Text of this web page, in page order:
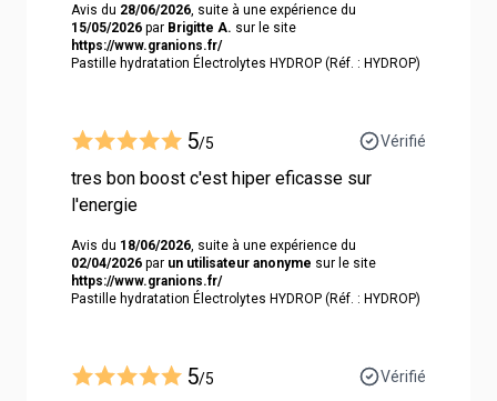
Avis du 28/06/2026 , suite à une expérience du
15/05/2026 par Brigitte A. sur le site
https://www.granions.fr/
Pastille hydratation Électrolytes HYDROP (Réf. : HYDROP)
5/5 Vérifié
tres bon boost c'est hiper eficasse sur
l'energie
Avis du 18/06/2026 , suite à une expérience du
02/04/2026 par un utilisateur anonyme sur le site
https://www.granions.fr/
Pastille hydratation Électrolytes HYDROP (Réf. : HYDROP)
5/5 Vérifié